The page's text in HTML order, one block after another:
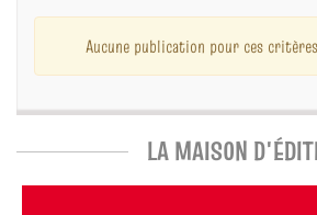
Aucune publication pour ces
LA MAISON